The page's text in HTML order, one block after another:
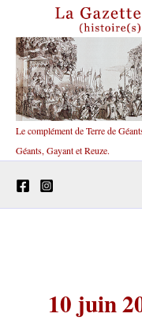
contenu
Le complément de Terre de
Géants, Gayant et Reuze.
10 juin